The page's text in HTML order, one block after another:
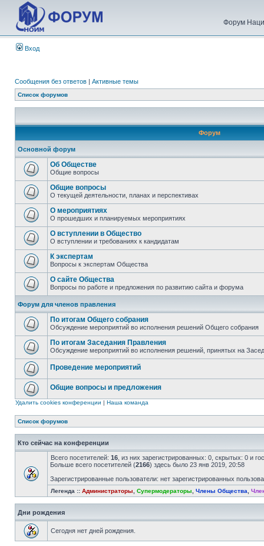
Форум
Вход
Сообщения без ответов | Активные темы
Список форумов
Форум
Основной форум
Об Обществе
Общие вопросы
Общие вопросы
О текущей деятельности, планах и перспективах
О мероприятиях
О прошедших и планируемых мероприятиях
О вступлении в Общество
О вступлении и требованиях к кандидатам
К экспертам
Вопросы к экспертам Общества
О сайте Общества
Вопросы по работе и предложения по развитию сайта и форума
Форум для членов правления
По итогам Общего собрания
Обсуждение мероприятий во исполнения решений Общего собрания
По итогам Заседания Правления
Обсуждение мероприятий во исполнения решений, принятых на
Проведение мероприятий
Общие вопросы и предложения
Удалить cookies конференции | Наша команда
Список форумов
Кто сейчас на конференции
Всего посетителей: 16 , из них зарегистрированных: 0, скрытых: 0 и
Больше всего посетителей (2166) здесь было 23 янв 2019, 20:58
Зарегистрированные пользователи: нет зарегистрированных
Легенда :: Администраторы Супермодераторы Члены Общества
Дни рождения
Сегодня нет дней рождения.